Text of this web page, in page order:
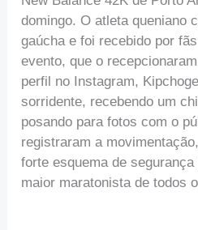
domingo. O atleta queniano
gaúcha e foi recebido por
evento, que o
perfil no Instagram,
sorridente, recebendo um
posando para fotos com o
registraram a
forte esquema de
maior maratonista de todos